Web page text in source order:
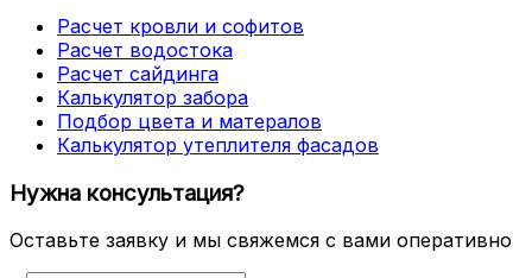
Расчет кровли и софитов
Расчет водостока
Расчет сайдинга
Калькулятор забора
Подбор цвета и матералов
Калькулятор утеплителя фасадов
Нужна консультация?
Оставьте заявку и мы свяжемся с вами оперативно